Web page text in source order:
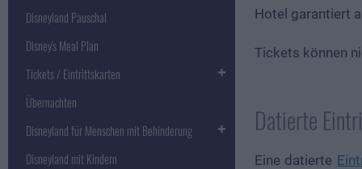
Hotel garantiert
Tickets können
Datierte
Eine datierte
Disneyland Pauschal
Disney's Meal Plan
Tickets / Eintrittskarten
Übernachten
Disneyland für Menschen mit Behinderung
Disneyland mit Kindern